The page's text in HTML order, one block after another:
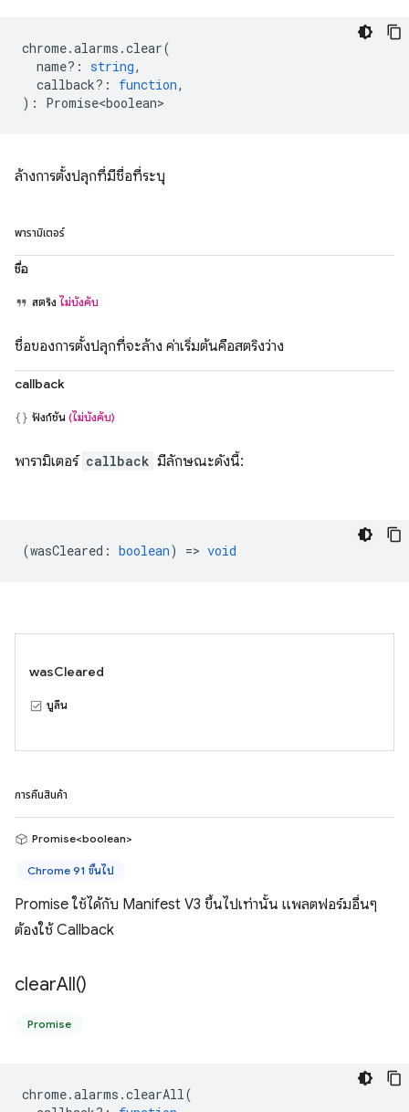
chrome.alarms .clear(
name? : string,
callback? : function,
) : Promise<boolean>
ล้างการตั้งปลุกที่มีชื่อที่ระบุ
พารามิเตอร์
ชื่อ
สตริง ไม่บังคับ
ชื่อของการตั้งปลุกที่จะล้าง ค่าเริ่มต้นคือสตริงว่าง
callback
ฟังก์ชัน (ไม่บังคับ)
พารามิเตอร์ callback มีลักษณะดังนี้:
(wasCleared : boolean) => void
wasCleared
บูลีน
การคืนสินค้า
Promise<boolean>
Chrome 91 ขึ้นไป
Promise ใช้ได้กับ Manifest V3 ขึ้นไปเท่านั้น แพลตฟอร์มอื่นๆ
ต้องใช้ Callback
clearAll()
Promise
chrome.alarms .clearAll(